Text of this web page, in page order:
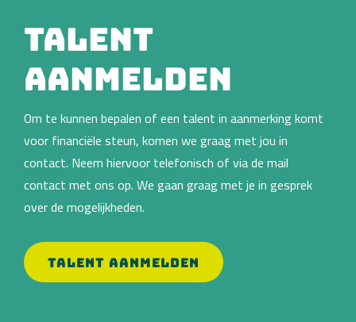
Talent
aanmelden
Om te kunnen bepalen of een talent in aanmerking komt
voor financiële steun, komen we graag met jou in
contact. Neem hiervoor telefonisch of via de mail
contact met ons op. We gaan graag met je in gesprek
over de mogelijkheden.
TALENT AANMELDEN